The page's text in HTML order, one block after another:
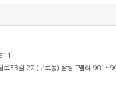
로33길 27 (구로동) 삼성IT밸리